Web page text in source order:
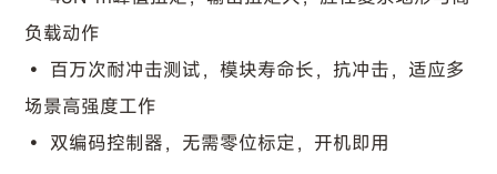
负载动作
百万次耐冲击测试，模块寿命长，抗冲击，适应多
场景高强度工作
双编码控制器，无需零位标定，开机即用